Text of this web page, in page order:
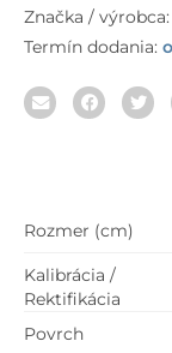
Značka / výrobca:
Termín dodania:
Rozmer (cm)
Kalibrácia /
Rektifikácia
Povrch